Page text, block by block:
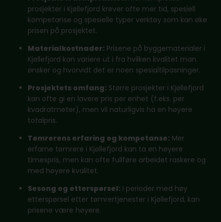
prosjekter i Kjøllefjord krever ofte mer tid, spesiell
kompetanse og spesielle typer verktøy som kan øke
prisen på prosjektet.
Materialkostnader: Prisene på byggematerialer i
Kjøllefjord kan variere ut i fra hvilken kvalitet man
ønsker og hvorvidt det er noen spesialtilpasninger.
Prosjektets omfang: Større prosjekter i Kjøllefjord
kan ofte gi en lavere pris per enhet (f.eks. per
kvadratmeter), men vil naturligvis ha en høyere
totalpris.
Tømrerens erfaring og kompetanse: Mer
erfarne tømrere i Kjøllefjord kan ta en høyere
timespris, men kan ofte fullføre arbeidet raskere og
med høyere kvalitet.
Sesong og etterspørsel: I perioder med høy
etterspørsel etter tømrertjenester i Kjøllefjord, kan
prisene være høyere.